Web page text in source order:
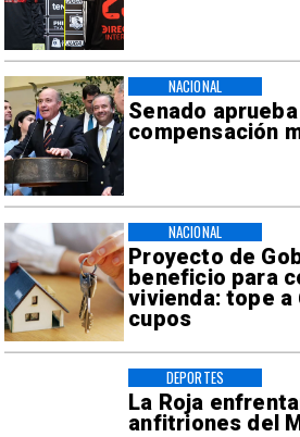
Senado
compensación
NACIONAL
Proyecto de
beneficio para
vivienda: tope a
cupos
NACIONAL
La Roja
anfitriones del
DEPORTES